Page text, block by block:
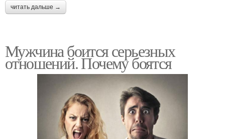
читать дальше →
Мужчина боится серьезных
отношений. Почему боятся